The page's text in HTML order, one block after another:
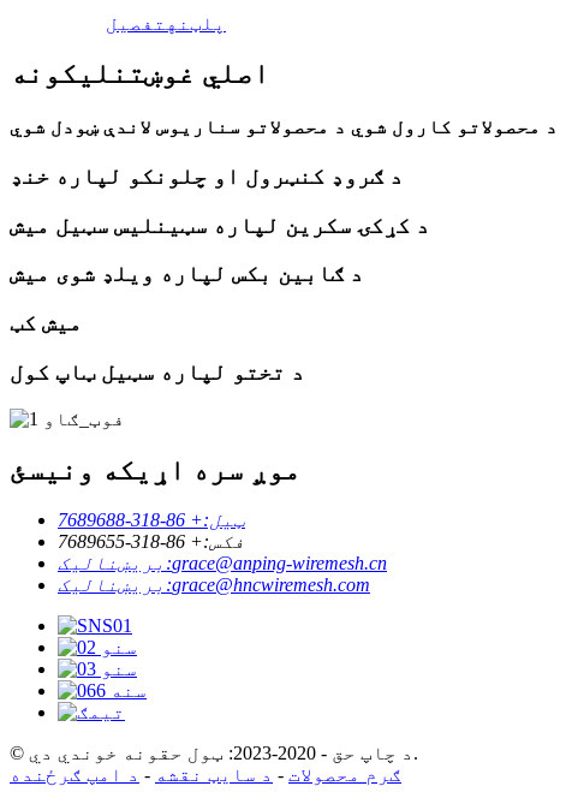
پلټنه تفصیل
اصلي غوښتنلیکونه
د محصولاتو کارول شوي د محصولاتو سناریوس لاندې ښودل شوي
د ګروډ کنټرول او چلونکو لپاره خنډ
د کړکۍ سکرین لپاره سټینلیس سټیل میش
د ګابین بکس لپاره ویلډ شوی میش
میش کټ
د تختو لپاره سټیل ټاپ کول
موږ سره اړیکه ونیسئ
ټیل:+ 86-318-7689688
فکس:+ 86-318-7689655
بریښنالیک:grace@anping-wiremesh.cn
بریښنالیک:grace@hncwiremesh.com
© د چاپ حق - 2020-2023: ټول حقونه خوندي دي.
ګرم محصولات - د سایټ نقشه - د امپ ګرځنده